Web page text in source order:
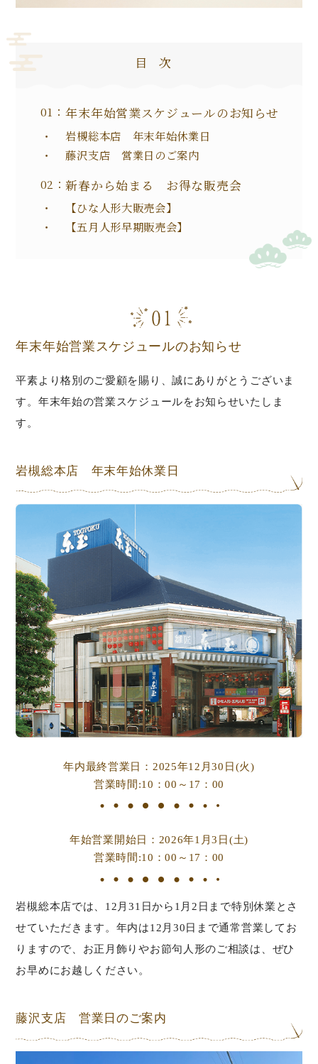
目次
年末年始営業スケジュールのお知らせ
岩槻総本店 年末年始休業日
藤沢支店 営業日のご案内
新春から始まる お得な販売会
【ひな人形大販売会】
【五月人形早期販売会】
年末年始営業スケジュールのお知らせ
平素より格別のご愛顧を賜り、誠にありがとうございま
す。年末年始の営業スケジュールをお知らせいたしま
す。
岩槻総本店 年末年始休業日
年内最終営業日：2025年12月30日(火)
営業時間:10：00～17：00
年始営業開始日：2026年1月3日(土)
営業時間:10：00～17：00
岩槻総本店では、12月31日から1月2日まで特別休業とさ
せていただきます。年内は12月30日まで通常営業してお
りますので、お正月飾りやお節句人形のご相談は、ぜひ
お早めにお越しください。
藤沢支店 営業日のご案内